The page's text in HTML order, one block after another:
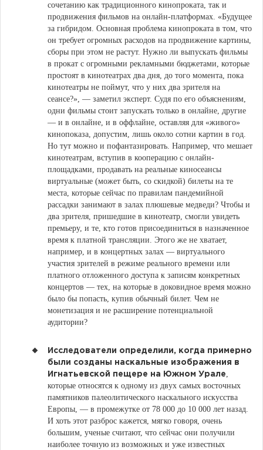
сочетанию как традиционного кинопроката, так и
продвижения фильмов на онлайн-платформах. «Будущее
за гибридом. Основная проблема кинопроката в том, что
он требует огромных расходов на продвижение картины,
сборы при этом не растут. Нужно ли выпускать фильмы
в прокат с огромными рекламными бюджетами, которые
простоят в кинотеатрах два дня, до того момента, пока
кинотеатры не поймут, что у них два зрителя на
сеансе?», — заметил эксперт. Судя по его объяснениям,
одни фильмы стоит запускать только в онлайне, другие
— и в онлайне, и в оффлайне, оставляя для «живого»
кинопоказа, допустим, лишь около сотни картин в год.
Но тут можно и пофантазировать. Например, что мешает
кинотеатрам, вступив в кооперацию с онлайн-
площадками, продавать на реальные киносеансы
виртуальные (может быть, со скидкой) билеты на те
места, которые сейчас по правилам пандемийной
рассадки занимают в залах плюшевые медведи? Чтобы и
два зрителя, пришедшие в кинотеатр, смогли увидеть
премьеру, и те, кто готов присоединиться в назначенное
время к платной трансляции. Этого же не хватает,
например, и в концертных залах — виртуального
участия зрителей в режиме реального времени или
платного отложенного доступа к записям конкретных
концертов — тех, на которые в доковидное время можно
было бы попасть, купив обычный билет. Чем не
монетизация и не расширение потенциальной
аудитории?
Исследователи определили, когда примерно
были созданы наскальные изображения в
Игнатьевской пещере на Южном Урале,
которые относятся к одному из двух самых восточных
памятников палеолитического наскального искусства
Европы, — в промежутке от 78 000 до 10 000 лет назад.
И хоть этот разброс кажется, мягко говоря, очень
большим, ученые считают, что сейчас они получили
наиболее точную из возможных и уже известных